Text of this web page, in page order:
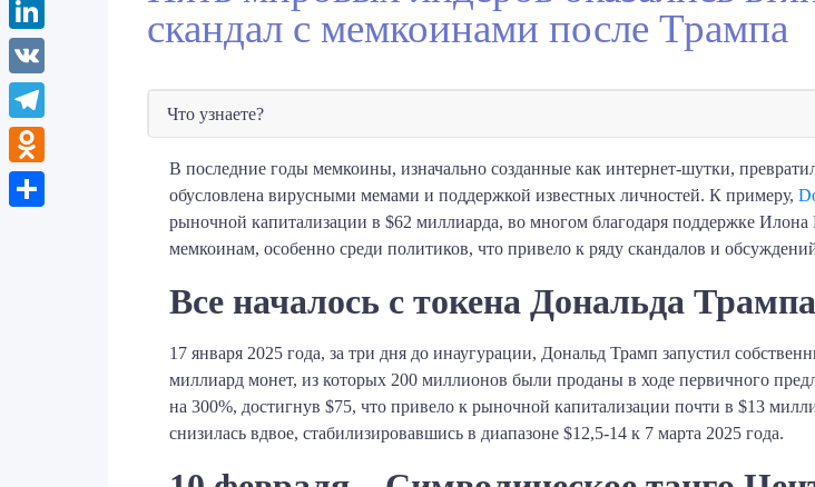
скандал с мемкоинами после Трампа
Что узнаете?
В последние годы мемкоины, изначально созданные как интернет-шутки,
обусловлена вирусными мемами и поддержкой известных личностей. К примеру,
рыночной капитализации в $62 миллиарда, во многом благодаря поддержке Илона
мемкоинам, особенно среди политиков, что привело к ряду скандалов и
Все началось с токена Дональда Трампа
17 января 2025 года, за три дня до инаугурации, Дональд Трамп запустил
миллиард монет, из которых 200 миллионов были проданы в ходе первичного
на 300%, достигнув $75, что привело к рыночной капитализации почти в $13
снизилась вдвое, стабилизировавшись в диапазоне $12,5-14 к 7 марта 2025 года. ​
LinkedIn
VK
Telegram
Odnoklassniki